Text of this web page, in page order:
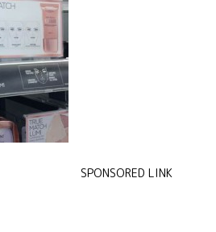
SPONSORED LINK